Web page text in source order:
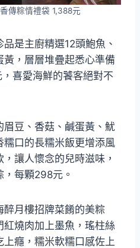
傳粽情禮袋 1,388元
是主廚精選12頭鮑魚、
，層層堆疊起悉心準備
喜愛海鮮的饕客絕對不
豆、香菇、鹹蛋黃、魷
口的長糯米飯更增添風
讓人懷念的兒時滋味，
每顆298元。
月樓招牌菜餚的美粽
燒肉加上墨魚，瑤柱絲
癮，糯米軟糯口感佐上